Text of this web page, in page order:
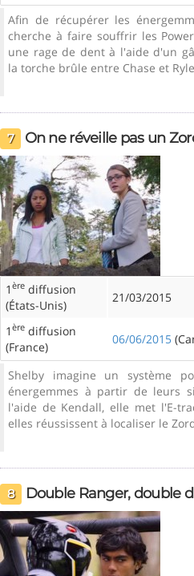
Afin de récupérer les
cherche à faire souffrir les
une rage de dent à l'aide d'un
la torche brûle entre Chase et
7 On ne réveille pas un
1 ère diffusion
(États-Unis)
21/03/2015
1 ère diffusion
(France)
06/06/2015
Shelby imagine un système
énergemmes à partir de leurs
l'aide de Kendall, elle met l'E-
elles réussissent à localiser le
8 Double Ranger, double